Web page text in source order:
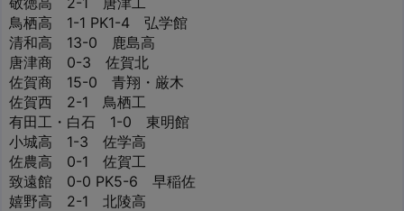
鳥栖高 1-1 PK1-4 弘学館
清和高 13-0 鹿島高
唐津商 0-3 佐賀北
佐賀商 15-0 青翔・厳木
佐賀西 2-1 鳥栖工
有田工・白石 1-0 東明館
小城高 1-3 佐学高
佐農高 0-1 佐賀工
致遠館 0-0 PK5-6 早稲佐
嬉野高 2-1 北陵高